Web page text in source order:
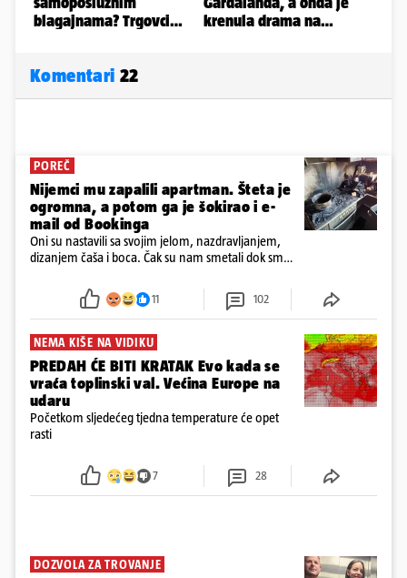
Komentari 22
POREČ
Nijemci mu zapalili apartman. Šteta je
ogromna, a potom ga je šokirao i e-
mail od Bookinga
Oni su nastavili sa svojim jelom, nazdravljanjem,
dizanjem čaša i boca. Čak su nam smetali dok smo
požar, rekao je vlasnik
11 102
NEMA KIŠE NA VIDIKU
PREDAH ĆE BITI KRATAK Evo kada se
vraća toplinski val. Većina Europe na
udaru
Početkom sljedećeg tjedna temperature će opet
rasti
7 28
DOZVOLA ZA TROVANJE